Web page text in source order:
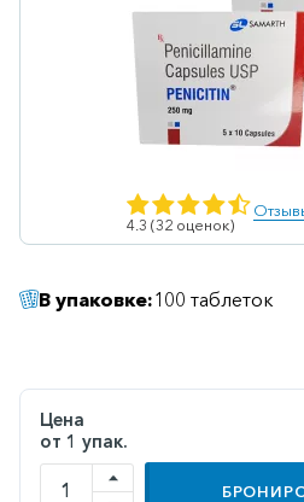
Витаминные
Гематологические
Гепатопротекторы
Гинекология
Диабетические
Желудочно-
кишечные
4.3 (32 оценок)
В упаковке:100 таблеток
Цена
от 1 упак.